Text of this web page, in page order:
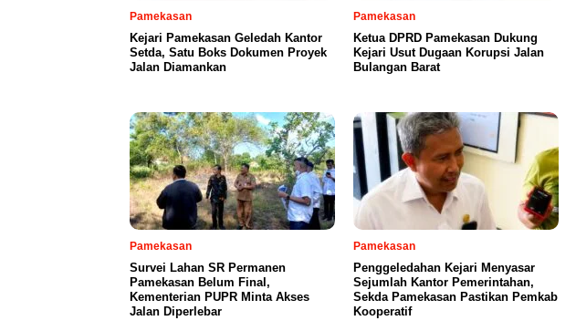
Pamekasan
Kejari Pamekasan Geledah Kantor
Setda, Satu Boks Dokumen Proyek
Jalan Diamankan
Pamekasan
Ketua DPRD Pamekasan Dukung
Kejari Usut Dugaan Korupsi Jalan
Bulangan Barat
Pamekasan
Survei Lahan SR Permanen
Pamekasan Belum Final,
Kementerian PUPR Minta Akses
Jalan Diperlebar
Pamekasan
Penggeledahan Kejari Menyasar
Sejumlah Kantor Pemerintahan,
Sekda Pamekasan Pastikan Pemkab
Kooperatif